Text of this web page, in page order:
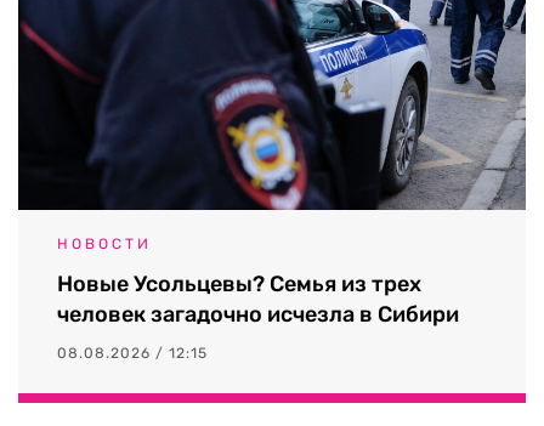
НОВОСТИ
Новые Усольцевы? Семья из трех
человек загадочно исчезла в Сибири
08.08.2026 / 12:15